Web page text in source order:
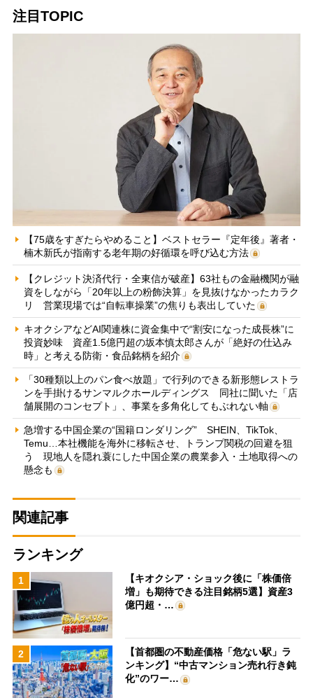
注目TOPIC
【75歳をすぎたらやめること】ベストセラー『定年後』著者・
楠木新氏が指南する老年期の好循環を呼び込む方法
【クレジット決済代行・全東信が破産】63社もの金融機関が融
資をしながら「20年以上の粉飾決算」を見抜けなかったカラク
リ 営業現場では“自転車操業”の焦りも表出していた
キオクシアなどAI関連株に資金集中で“割安になった成長株”に
投資妙味 資産1.5億円超の坂本慎太郎さんが「絶好の仕込み
時」と考える防衛・食品銘柄を紹介
「30種類以上のパン食べ放題」で行列のできる新形態レストラ
ンを手掛けるサンマルクホールディングス 同社に聞いた「店
舗展開のコンセプト」、事業を多角化してもぶれない軸
急増する中国企業の“国籍ロンダリング” SHEIN、TikTok、
Temu…本社機能を海外に移転させ、トランプ関税の回避を狙
う 現地人を隠れ蓑にした中国企業の農業参入・土地取得への
懸念も
関連記事
ランキング
1
【キオクシア・ショック後に「株価倍
増」も期待できる注目銘柄5選】資産3
億円超・…
2
【首都圏の不動産価格「危ない駅」ラ
ンキング】“中古マンション売れ行き鈍
化”のワー…